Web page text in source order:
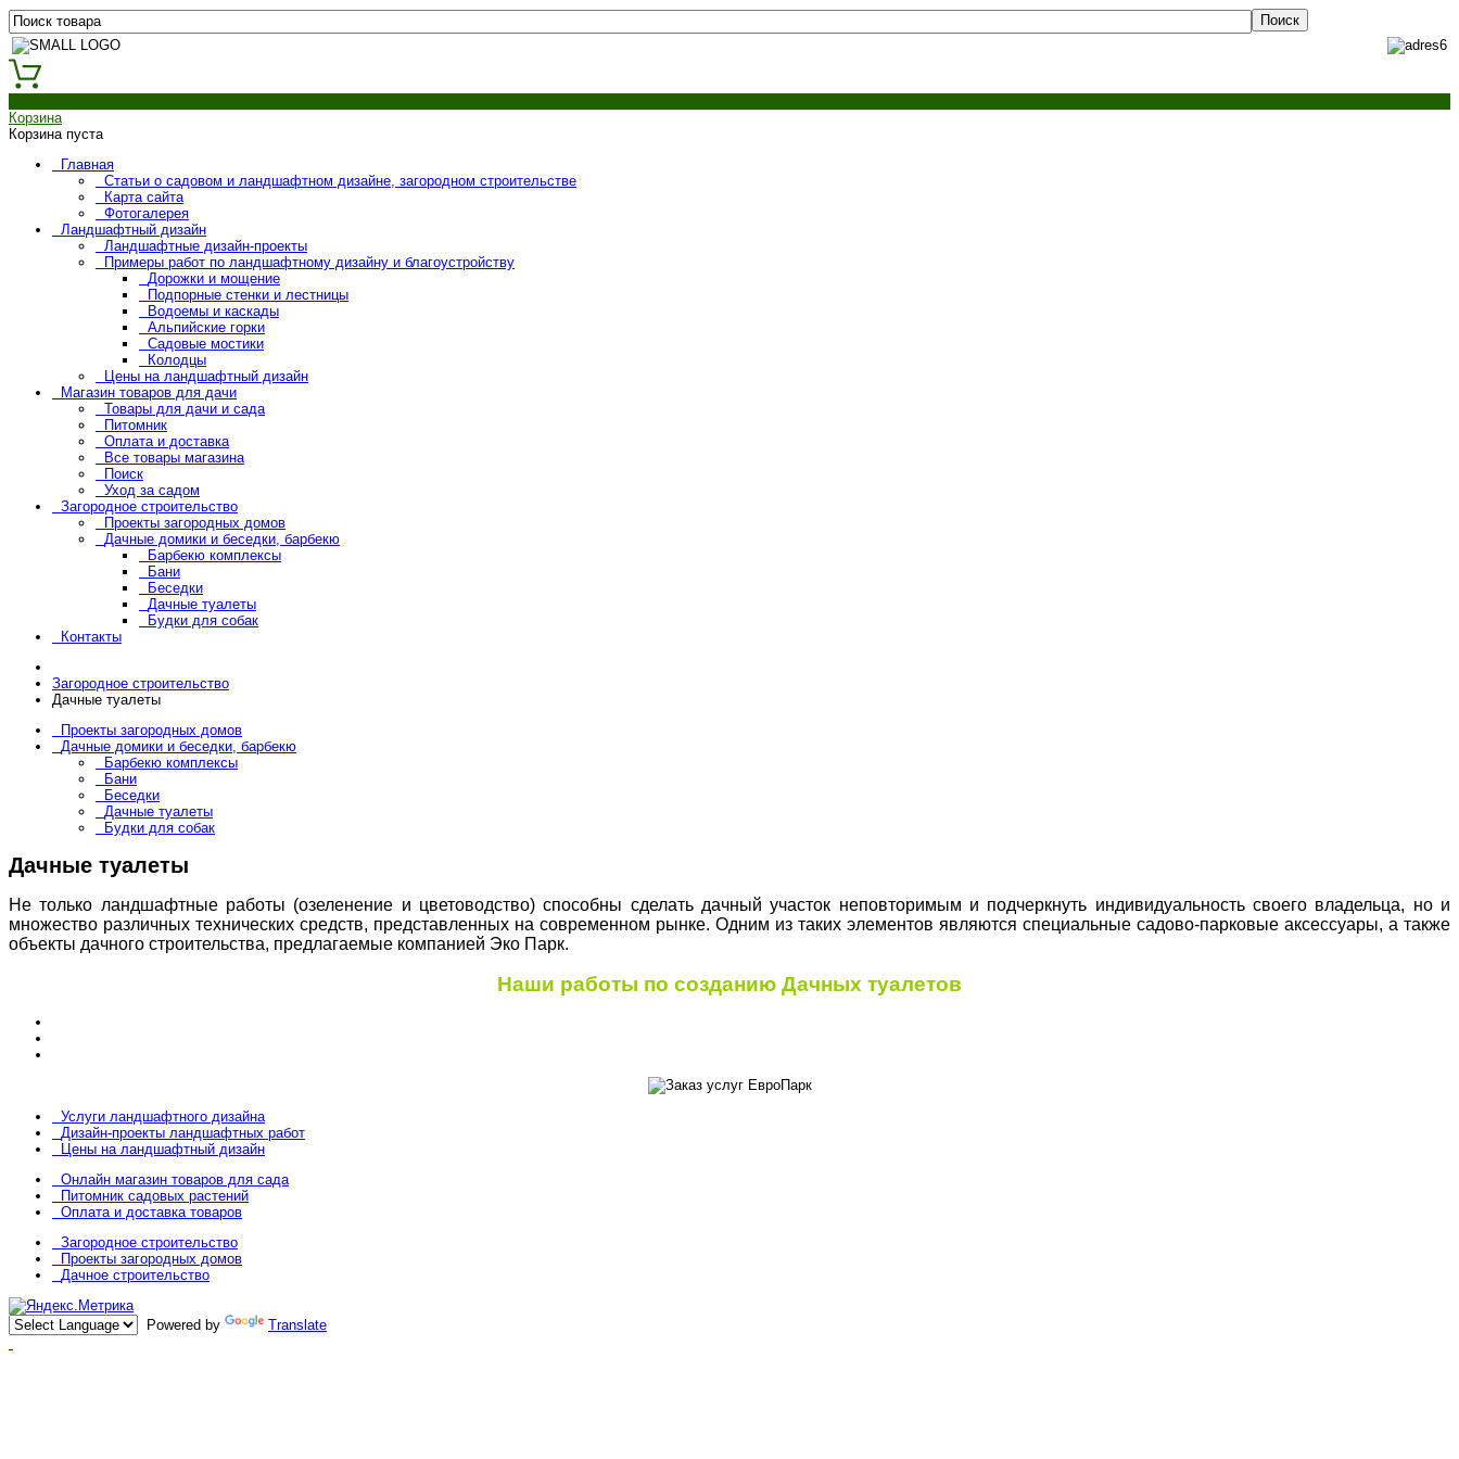
Корзина
Корзина пуста
Главная
Статьи о садовом и ландшафтном дизайне, загородном строительстве
Карта сайта
Фотогалерея
Ландшафтный дизайн
Ландшафтные дизайн-проекты
Примеры работ по ландшафтному дизайну и благоустройству
Дорожки и мощение
Подпорные стенки и лестницы
Водоемы и каскады
Альпийские горки
Садовые мостики
Колодцы
Цены на ландшафтный дизайн
Магазин товаров для дачи
Товары для дачи и сада
Питомник
Оплата и доставка
Все товары магазина
Поиск
Уход за садом
Загородное строительство
Проекты загородных домов
Дачные домики и беседки, барбекю
Барбекю комплексы
Бани
Беседки
Дачные туалеты
Будки для собак
Контакты
Загородное строительство
Дачные туалеты
Проекты загородных домов
Дачные домики и беседки, барбекю
Барбекю комплексы
Бани
Беседки
Дачные туалеты
Будки для собак
Дачные туалеты
Не только ландшафтные работы (озеленение и цветоводство) способны сделать дачный участок неповторимым и подчеркнуть индивидуальность своего владельца, но и
множество различных технических средств, представленных на современном рынке. Одним из таких элементов являются специальные садово-парковые аксессуары, а также
объекты дачного строительства, предлагаемые компанией Эко Парк.
Наши работы по созданию Дачных туалетов
Услуги ландшафтного дизайна
Дизайн-проекты ландшафтных работ
Цены на ландшафтный дизайн
Онлайн магазин товаров для сада
Питомник садовых растений
Оплата и доставка товаров
Загородное строительство
Проекты загородных домов
Дачное строительство
Powered by Translate